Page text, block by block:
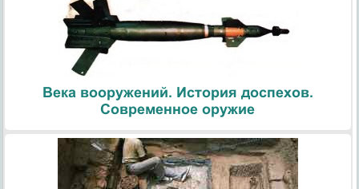
Века вооружений. История доспехов.
Современное оружие